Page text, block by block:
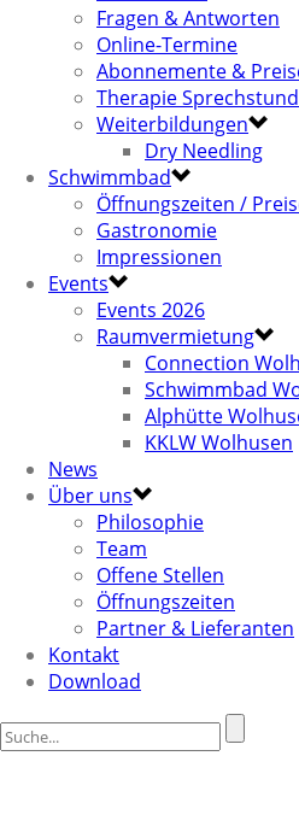
Fragen & Antworten
Online-Termine
Abonnemente &
Therapie
Weiterbildungen
Dry Needling
Schwimmbad
Öffnungszeiten /
Gastronomie
Impressionen
Events
Events 2026
Raumvermietung
Connection
Schwimmbad
Alphütte
KKLW Wolhusen
News
Über uns
Philosophie
Team
Offene Stellen
Öffnungszeiten
Partner & Lieferanten
Kontakt
Download